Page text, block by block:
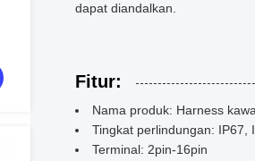
dapat diandalkan.
Fitur:
Nama produk: Harness
Tingkat perlindungan: IP67,
Terminal: 2pin-16pin